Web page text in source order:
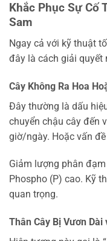
Khắc Phục Sự Cố
Sam
Ngay cả với kỹ thuật
đây là cách giải quyết
Cây Không Ra Hoa
Đây thường là dấu
chuyển chậu cây đến
giờ/ngày. Hoặc vấn
Giảm lượng phân
Phospho (P) cao. Kỹ
quan trọng.
Thân Cây Bị Vươn Dài